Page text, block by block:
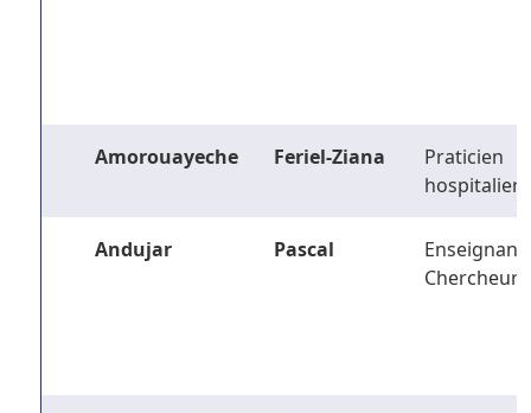
Amorouayeche Feriel-Ziana
Praticien
hospitalier
Andujar Pascal
Enseignant-
Chercheur